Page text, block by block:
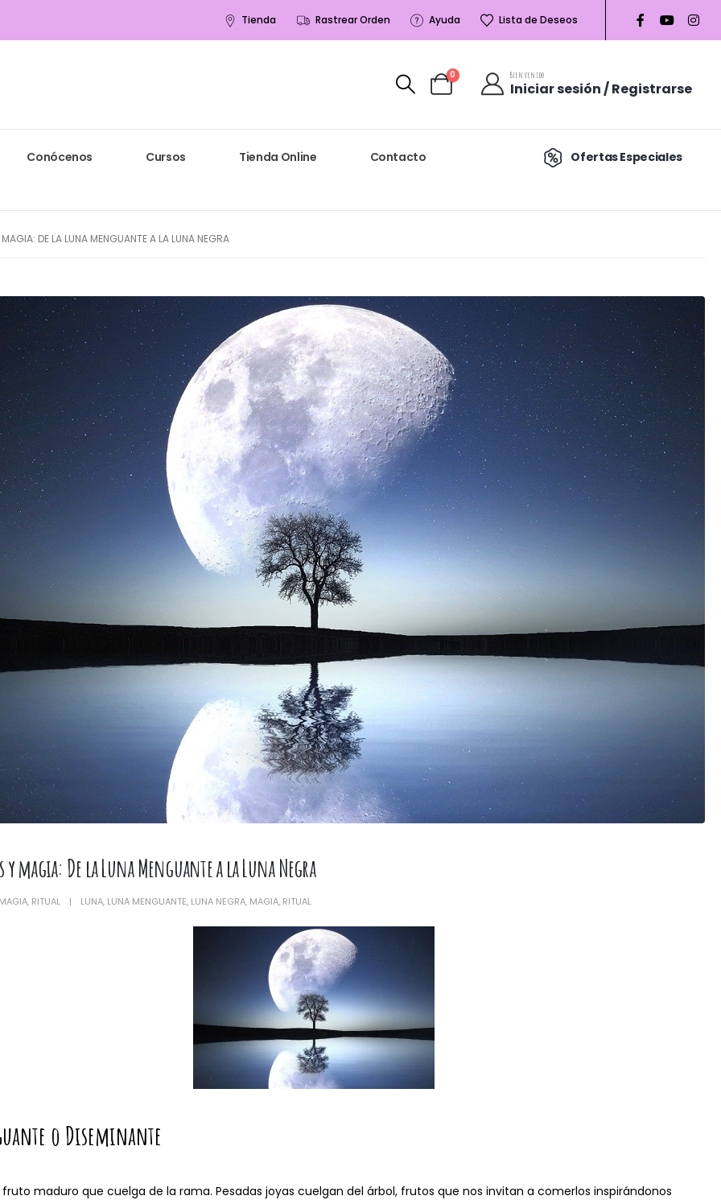
Tienda Rastrear Orden Ayuda Lista de Deseos
0 Bienvenido
Iniciar sesión / Registrarse
Conócenos Cursos Tienda Online Contacto Ofertas Especiales
DE LA LUNA MENGUANTE A LA LUNA NEGRA
y magia: De la Luna Menguante a la Luna Negra
MAGIA, RITUAL LUNA, LUNA MENGUANTE, LUNA NEGRA, MAGIA, RITUAL
o Diseminante
fruto maduro que cuelga de la rama. Pesadas joyas cuelgan del árbol, frutos que nos invitan a comerlos inspirándonos
Cruz de Caravaca